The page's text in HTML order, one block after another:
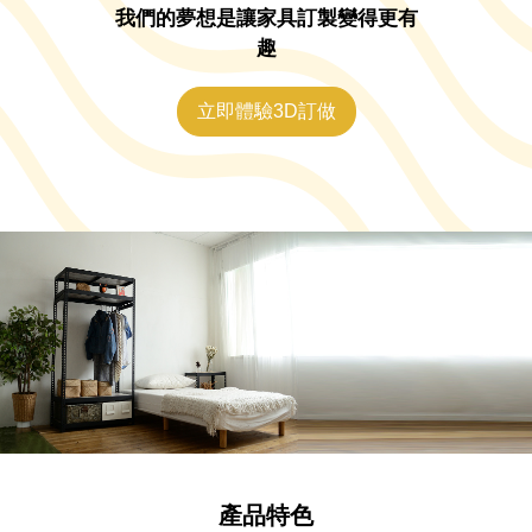
我們的夢想是讓家具訂製變得更有
趣
立即體驗3D訂做
產品特色